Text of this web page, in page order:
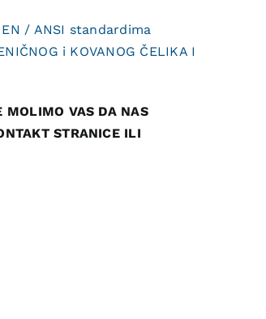
EN / ANSI standardima
i KOVANOG ČELIKA I
MOLIMO VAS DA NAS
STRANICE ILI